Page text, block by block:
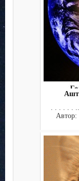
. . . . . .
Автор: